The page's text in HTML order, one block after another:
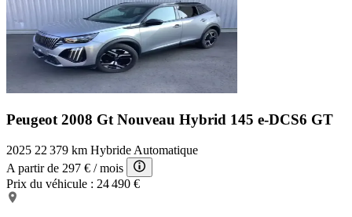
Peugeot 2008 Gt Nouveau Hybrid 145 e-DCS6 GT
2025 22 379 km Hybride Automatique
A partir de 297 € / mois
Prix du véhicule : 24 490 €